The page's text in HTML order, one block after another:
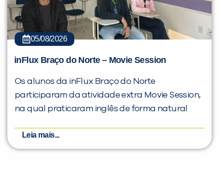
05/08/2026
inFlux Braço do Norte – Movie Session
Os alunos da inFlux Braço do Norte
participaram da atividade extra Movie Session,
na qual praticaram inglês de forma natural
Leia mais...